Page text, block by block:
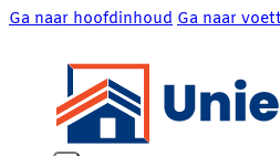
Ga naar hoofdinhoud Ga naar